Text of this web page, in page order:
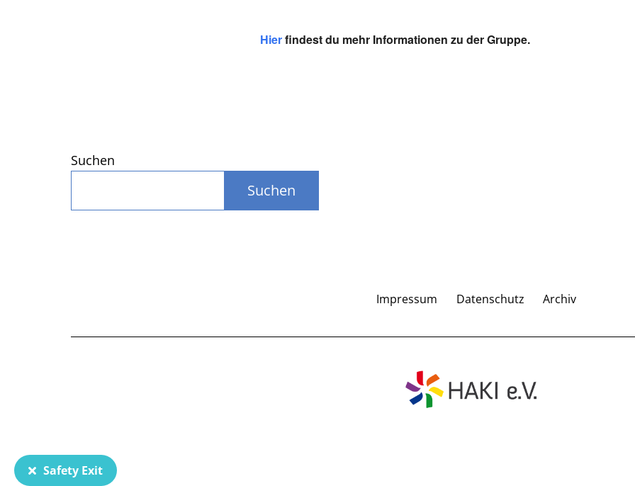
Safety Exit
Hierfindest du mehr Informationen zu der Gruppe.
Suchen
Suchen
Impressum Datenschutz Archiv